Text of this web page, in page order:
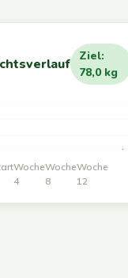
Ziel:
78,0 kg
Woche
4
Woche
8
Woche
12